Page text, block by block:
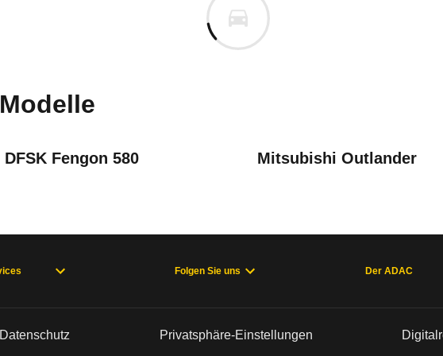
vor. Lassen Sie uns gerne wissen, wenn Sie
DFSK Fengon 580 Mitsubishi Outlander
Folgen Sie uns Der ADAC
Datenschutz Privatsphäre-Einstellungen